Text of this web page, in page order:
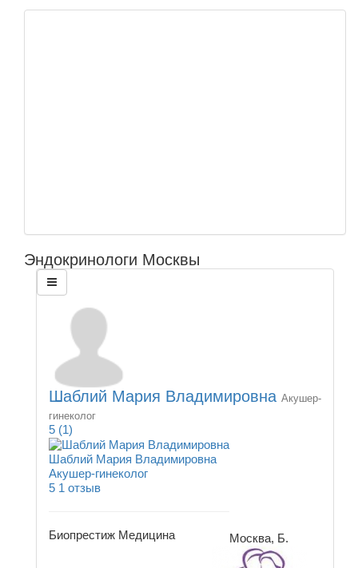
Эндокринологи Москвы
Шаблий Мария Владимировна Акушер-
гинеколог
5 (1)
Шаблий Мария Владимировна
Акушер-гинеколог
5 1 отзыв
Биопрестиж Медицина Москва, Б.